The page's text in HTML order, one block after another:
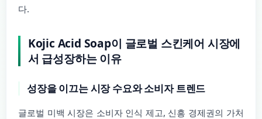
다.
Kojic Acid Soap이 글로벌 스킨케어 시장에
서 급성장하는 이유
성장을 이끄는 시장 수요와 소비자 트렌드
글로벌 미백 시장은 소비자 인식 제고, 신흥 경제권의 가처